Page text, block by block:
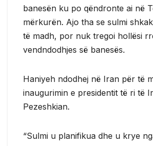
banesën ku po qëndronte ai në
mërkurën. Ajo tha se sulmi
të madh, por nuk tregoi hollësi
vendndodhjes së banesës.
Haniyeh ndodhej në Iran për të
inaugurimin e presidentit të ri të
Pezeshkian.
“Sulmi u planifikua dhe u krye